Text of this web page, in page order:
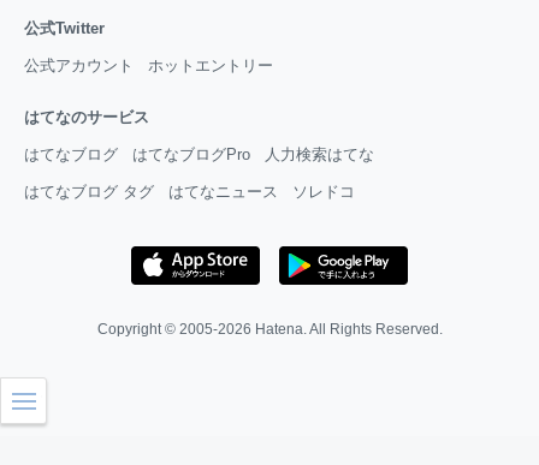
公式Twitter
公式アカウント ホットエントリー
はてなのサービス
はてなブログ はてなブログPro 人力検索はてな
はてなブログ タグ はてなニュース ソレドコ
Copyright © 2005-2026 Hatena. All Rights Reserved.